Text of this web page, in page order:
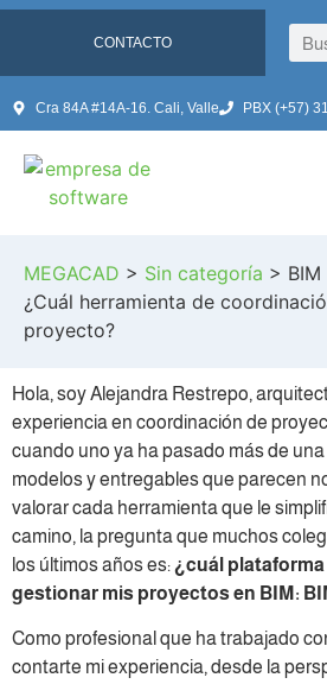
Cra 84A #14A-16. Cali, Valle PBX (+57)
CONTACTO
MEGACAD > Sin categoría >
¿Cuál herramienta de
proyecto?
Hola, soy Alejandra Restrepo,
experiencia en coordinación de
cuando uno ya ha pasado más de
modelos y entregables que parecen
valorar cada herramienta que le
camino, la pregunta que muchos
los últimos años es: ¿cuál plataforma
gestionar mis proyectos en BIM:
Como profesional que ha trabajado
contarte mi experiencia, desde la